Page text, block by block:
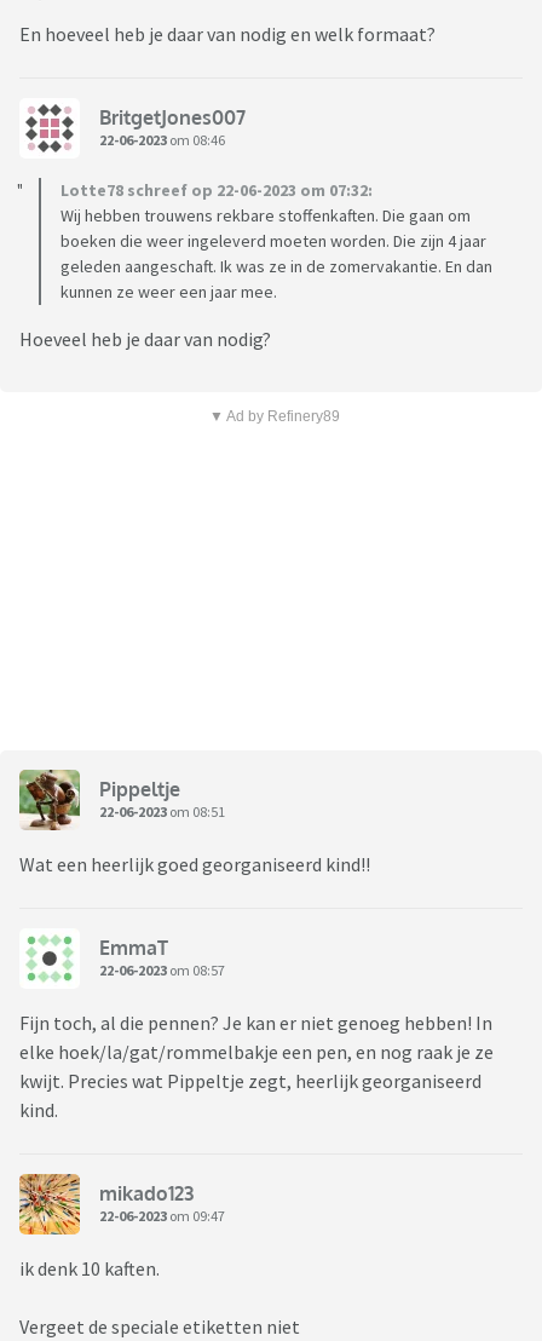
En hoeveel heb je daar van nodig en welk formaat?
BritgetJones007
22-06-2023 om 08:46
Lotte78 schreef op 22-06-2023 om 07:32:
Wij hebben trouwens rekbare stoffenkaften. Die gaan om
boeken die weer ingeleverd moeten worden. Die zijn 4 jaar
geleden aangeschaft. Ik was ze in de zomervakantie. En dan
kunnen ze weer een jaar mee.
Hoeveel heb je daar van nodig?
▼ Ad by Refinery89
Pippeltje
22-06-2023 om 08:51
Wat een heerlijk goed georganiseerd kind!!
EmmaT
22-06-2023 om 08:57
Fijn toch, al die pennen? Je kan er niet genoeg hebben! In
elke hoek/la/gat/rommelbakje een pen, en nog raak je ze
kwijt. Precies wat Pippeltje zegt, heerlijk georganiseerd
kind.
mikado123
22-06-2023 om 09:47
ik denk 10 kaften.
Vergeet de speciale etiketten niet